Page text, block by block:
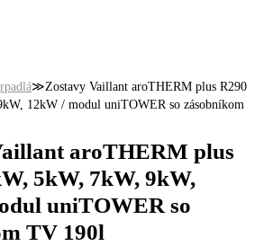
≫Zostavy Vaillant aroTHERM plus R290
12kW / modul uniTOWER so zásobníkom
aroTHERM plus
5kW, 7kW, 9kW,
uniTOWER so
TV 190l